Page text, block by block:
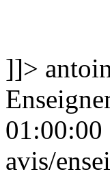
]]>
01:00:00
avis/